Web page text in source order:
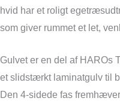
hvid har et roligt
som giver rummet et let,
Gulvet er en del af HAROs
et slidstærkt laminatgulv til
Den 4-sidede fas